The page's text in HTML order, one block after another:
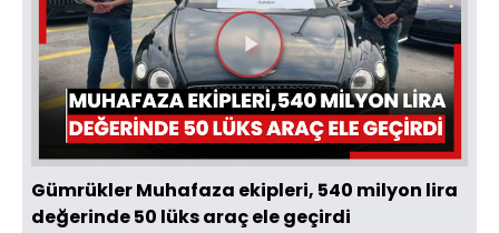
Videoyu
Oynat
Gümrükler Muhafaza ekipleri, 540 milyon lira
değerinde 50 lüks araç ele geçirdi